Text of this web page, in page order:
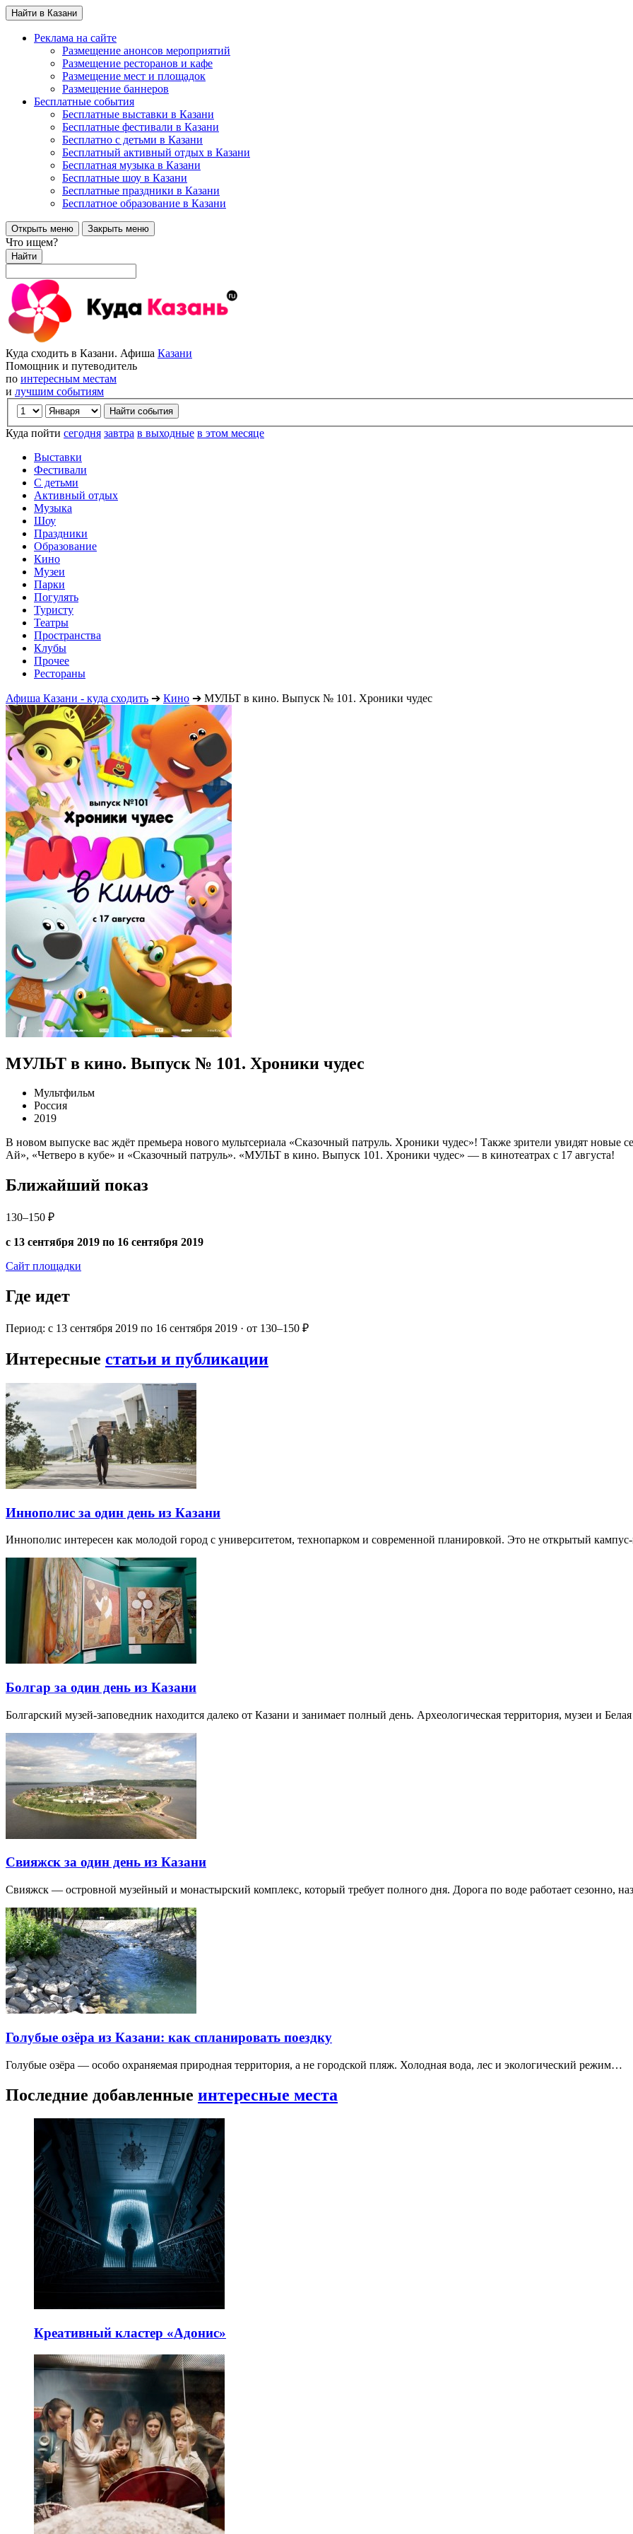
Найти в Казани
Реклама на сайте
Размещение анонсов мероприятий
Размещение ресторанов и кафе
Размещение мест и площадок
Размещение баннеров
Бесплатные события
Бесплатные выставки в Казани
Бесплатные фестивали в Казани
Бесплатно с детьми в Казани
Бесплатный активный отдых в Казани
Бесплатная музыка в Казани
Бесплатные шоу в Казани
Бесплатные праздники в Казани
Бесплатное образование в Казани
Открыть меню Закрыть меню
Что ищем?
Найти
Куда сходить в Казани. Афиша Казани
Помощник и путеводитель
по интересным местам
и лучшим событиям
Куда пойти сегодня завтра в выходные в этом месяце
Выставки
Фестивали
С детьми
Активный отдых
Музыка
Шоу
Праздники
Образование
Кино
Музеи
Парки
Погулять
Туристу
Театры
Пространства
Клубы
Прочее
Рестораны
Афиша Казани - куда сходить ➔ Кино ➔ МУЛЬТ в кино. Выпуск № 101. Хроники чудес
МУЛЬТ в кино. Выпуск № 101. Хроники чудес
Мультфильм
Россия
2019
В новом выпуске вас ждёт премьера нового мультсериала «Сказочный патруль. Хроники чудес»! Также зрители увидят
Ай», «Четверо в кубе» и «Сказочный патруль». «МУЛЬТ в кино. Выпуск 101. Хроники чудес» — в кинотеатрах с 17 августа!
Ближайший показ
130–150 ₽
с 13 сентября 2019 по 16 сентября 2019
Сайт площадки
Где идет
Период: с 13 сентября 2019 по 16 сентября 2019 · от 130–150 ₽
Интересные статьи и публикации
Иннополис за один день из Казани
Иннополис интересен как молодой город с университетом, технопарком и современной планировкой. Это не открытый
Болгар за один день из Казани
Болгарский музей-заповедник находится далеко от Казани и занимает полный день. Археологическая территория, музеи и
Свияжск за один день из Казани
Свияжск — островной музейный и монастырский комплекс, который требует полного дня. Дорога по воде работает сезонно,
Голубые озёра из Казани: как спланировать поездку
Голубые озёра — особо охраняемая природная территория, а не городской пляж. Холодная вода, лес и экологический режим…
Последние добавленные интересные места
Креативный кластер «Адонис»